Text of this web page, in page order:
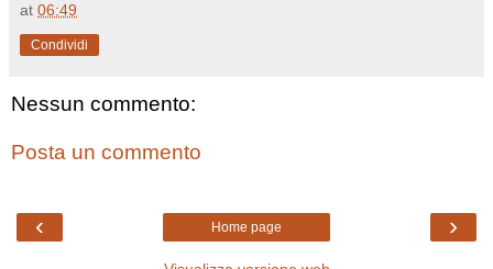
at 06:49
Condividi
Nessun commento:
Posta un commento
‹ ›
Home page